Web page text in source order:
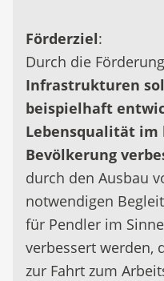
Förderziel:
Durch die
Infrastrukturen
beispielhaft
Lebensqualität im
Bevölkerung
durch den Ausbau
notwendigen
für Pendler im
verbessert werden,
zur Fahrt zum